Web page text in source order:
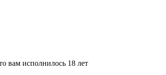
вам исполнилось 18 лет